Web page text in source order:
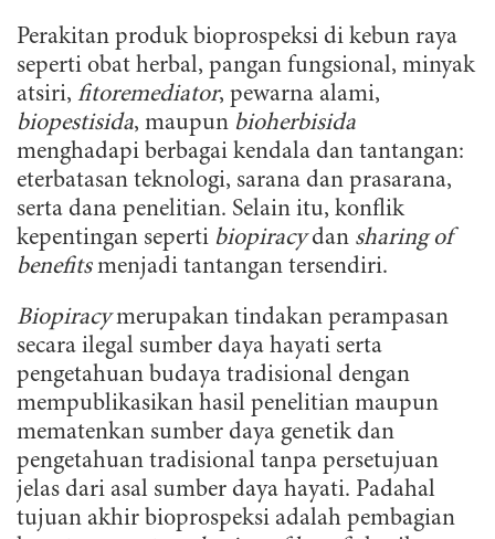
Perakitan produk bioprospeksi di kebun raya
seperti obat herbal, pangan fungsional, minyak
atsiri, fitoremediator, pewarna alami,
biopestisida, maupun bioherbisida
menghadapi berbagai kendala dan tantangan:
eterbatasan teknologi, sarana dan prasarana,
serta dana penelitian. Selain itu, konflik
kepentingan seperti biopiracydan sharing of
benefitsmenjadi tantangan tersendiri.
Biopiracymerupakan tindakan perampasan
secara ilegal sumber daya hayati serta
pengetahuan budaya tradisional dengan
mempublikasikan hasil penelitian maupun
mematenkan sumber daya genetik dan
pengetahuan tradisional tanpa persetujuan
jelas dari asal sumber daya hayati. Padahal
tujuan akhir bioprospeksi adalah pembagian